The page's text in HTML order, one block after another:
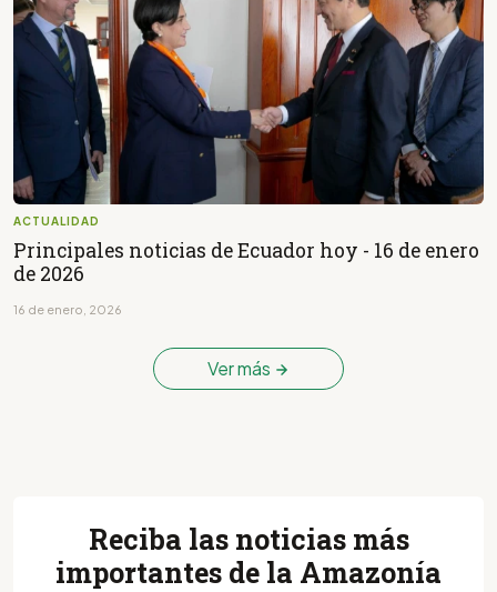
ACTUALIDAD
Principales noticias de Ecuador hoy - 16 de enero
de 2026
16 de enero, 2026
Ver más
Reciba las noticias más
importantes de la Amazonía